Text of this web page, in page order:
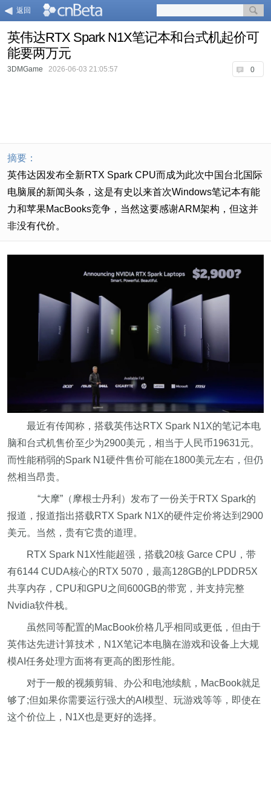
返回
英伟达RTX Spark N1X笔记本和台式机起价可
能要两万元
0
3DMGame 2026-06-03 21:05:57
摘要：
英伟达因发布全新RTX Spark CPU而成为此次中国台北国际
电脑展的新闻头条，这是有史以来首次Windows笔记本有能
力和苹果MacBooks竞争，当然这要感谢ARM架构，但这并
非没有代价。
最近有传闻称，搭载英伟达RTX Spark N1X的笔记本电
脑和台式机售价至少为2900美元，相当于人民币19631元。
而性能稍弱的Spark N1硬件售价可能在1800美元左右，但仍
然相当昂贵。
“大摩”（摩根士丹利）发布了一份关于RTX Spark的
报道，报道指出搭载RTX Spark N1X的硬件定价将达到2900
美元。当然，贵有它贵的道理。
RTX Spark N1X性能超强，搭载20核 Garce CPU，带
有6144 CUDA核心的RTX 5070，最高128GB的LPDDR5X
共享内存，CPU和GPU之间600GB的带宽，并支持完整
Nvidia软件栈。
虽然同等配置的MacBook价格几乎相同或更低，但由于
英伟达先进计算技术，N1X笔记本电脑在游戏和设备上大规
模AI任务处理方面将有更高的图形性能。
对于一般的视频剪辑、办公和电池续航，MacBook就足
够了;但如果你需要运行强大的AI模型、玩游戏等等，即使在
这个价位上，N1X也是更好的选择。